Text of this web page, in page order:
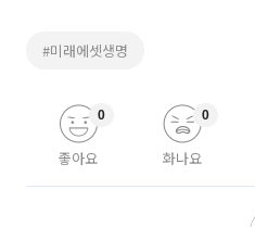
#미래에셋생명
좋아요
0
화나요
0